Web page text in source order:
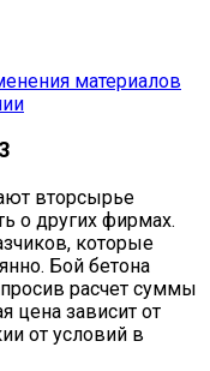
материалов
вторсырье
о других фирмах.
которые
Бой бетона
расчет суммы
цена зависит от
от условий в